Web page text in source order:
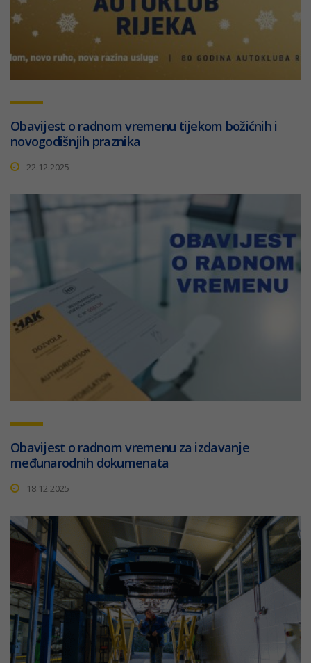
Obavijest o radnom vremenu tijekom božićnih i
novogodišnjih praznika
22.12.2025
Obavijest o radnom vremenu za izdavanje
međunarodnih dokumenata
18.12.2025